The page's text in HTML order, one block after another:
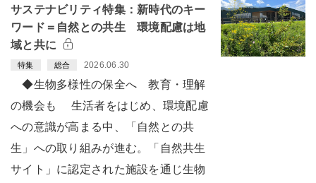
サステナビリティ特集：新時代のキー
ワード＝自然との共生 環境配慮は地
域と共に
特集 総合 2026.06.30
◆生物多様性の保全へ 教育・理解
の機会も 生活者をはじめ、環境配慮
への意識が高まる中、「自然との共
生」への取り組みが進む。「自然共生
サイト」に認定された施設を通じ生物